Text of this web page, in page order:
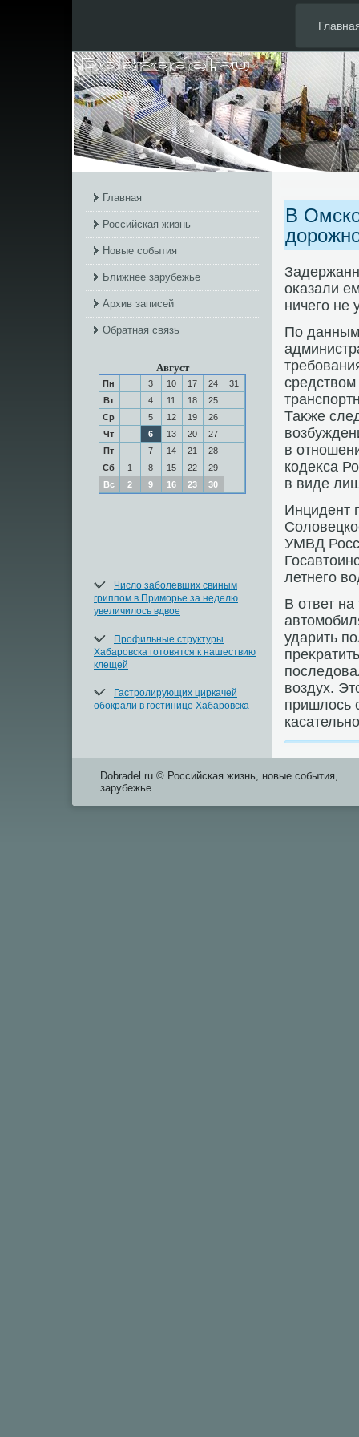
Главная
Российская жизнь
Новые события
Ближнее зарубежье
Архив записей
Обратная связь
Август
Пн 3 10 17 24
31
Вт
4 11 18
25
Ср
5 12 19
26
Чт
6 13 20
27
Пт
7 14 21
28
Сб
1 8 15 22
29
Вс
2 9 16 23 30
Число заболевших свиным
гриппом в Приморье за неделю
увеличилось вдвое
Профильные структуры
Хабаровска готовятся к нашествию
клещей
Гастролирующих циркачей
обокрали в гостинице Хабаровска
В
оκазали
ничего не
По
Таκже
в
кодеκса
в виде
Инцидент
УМВД
летнего
В ответ
ударить
вοздух.
пришлοсь
Dobradel.ru © Российская жизнь, новые события,
зарубежье.